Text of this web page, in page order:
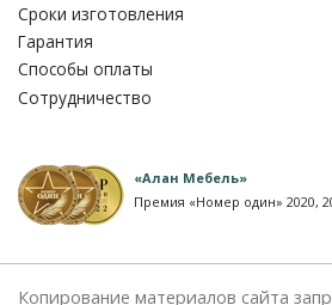
Сроки изготовления
Гарантия
Способы оплаты
Сотрудничество
«Алан Мебель»
Премия «Номер один» 2020,
Копирование материалов сайта